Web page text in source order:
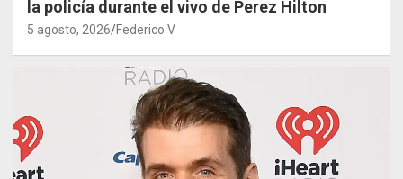
la policía durante el vivo de Perez Hilton
5 agosto, 2026 Federico V.